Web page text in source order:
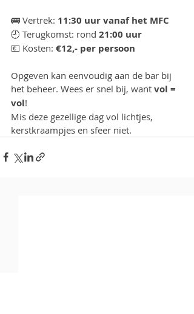
🚌 Vertrek: 11:30 uur vanaf het MFC
🕘 Terugkomst: rond 21:00 uur
💶 Kosten: €12,- per persoon
Opgeven kan eenvoudig aan de bar bij
het beheer. Wees er snel bij, want vol =
vol!
Mis deze gezellige dag vol lichtjes,
kerstkraampjes en sfeer niet.